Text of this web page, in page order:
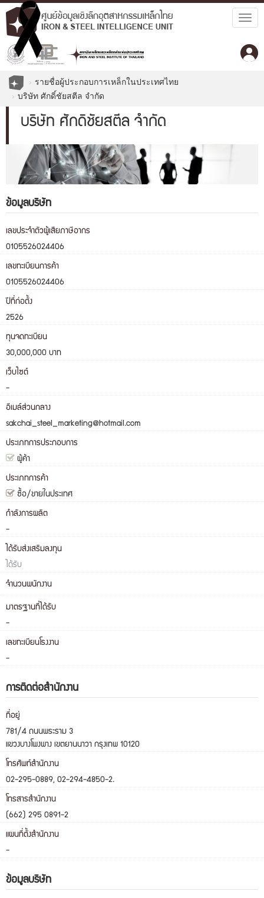
รายชื่อผู้ประกอบการเหล็กในประเทศไทย
บริษัท ศักดิ์ชัยสตีล จำกัด
บริษัท ศักดิ์ชัยสตีล จำกัด
ข้อมูลบริษัท
เลขประจำตัวผู้เสียภาษีอากร
0105526024406
เลขทะเบียนการค้า
0105526024406
ปีที่ก่อตั้ง
2526
ทุนจดทะเบียน
30,000,000 บาท
เว็บไซต์
-
อีเมล์ส่วนกลาง
sakchai_steel_marketing@hotmail.com
ประเภทการประกอบการ
ผู้ค้า
ประเภทการค้า
ซื้อ/ขายในประเทศ
กำลังการผลิต
-
ได้รับส่งเสริมลงทุน
ได้รับ
จำนวนพนักงาน
มาตรฐานที่ได้รับ
-
เลขทะเบียนโรงงาน
-
การติดต่อสำนักงาน
ที่อยู่
781/4 ถนนพระราม 3
แขวงบางโพงพาง เขตยานนาวา กรุงเทพ 10120
โทรศัพท์สำนักงาน
02-295-0889, 02-294-4850-2.
โทรสารสำนักงาน
(662) 295 0891-2
แผนที่ตั้งสำนักงาน
-
ข้อมูลบริษัท